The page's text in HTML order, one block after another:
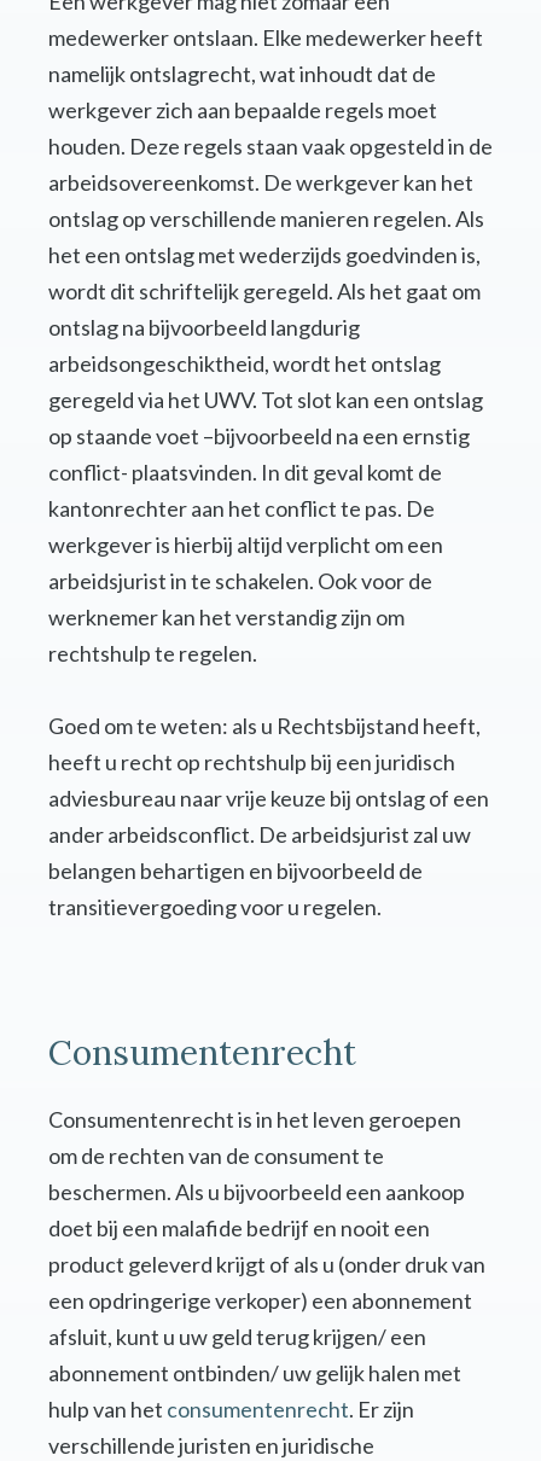
medewerker ontslaan. Elke medewerker heeft
namelijk ontslagrecht, wat inhoudt dat de
werkgever zich aan bepaalde regels moet
houden. Deze regels staan vaak opgesteld in de
arbeidsovereenkomst. De werkgever kan het
ontslag op verschillende manieren regelen. Als
het een ontslag met wederzijds goedvinden is,
wordt dit schriftelijk geregeld. Als het gaat om
ontslag na bijvoorbeeld langdurig
arbeidsongeschiktheid, wordt het ontslag
geregeld via het UWV. Tot slot kan een ontslag
op staande voet –bijvoorbeeld na een ernstig
conflict- plaatsvinden. In dit geval komt de
kantonrechter aan het conflict te pas. De
werkgever is hierbij altijd verplicht om een
arbeidsjurist in te schakelen. Ook voor de
werknemer kan het verstandig zijn om
rechtshulp te regelen.
Goed om te weten: als u Rechtsbijstand heeft,
heeft u recht op rechtshulp bij een juridisch
adviesbureau naar vrije keuze bij ontslag of een
ander arbeidsconflict. De arbeidsjurist zal uw
belangen behartigen en bijvoorbeeld de
transitievergoeding voor u regelen.
Consumentenrecht
Consumentenrecht is in het leven geroepen
om de rechten van de consument te
beschermen. Als u bijvoorbeeld een aankoop
doet bij een malafide bedrijf en nooit een
product geleverd krijgt of als u (onder druk van
een opdringerige verkoper) een abonnement
afsluit, kunt u uw geld terug krijgen/ een
abonnement ontbinden/ uw gelijk halen met
hulp van het consumentenrecht. Er zijn
verschillende juristen en juridische